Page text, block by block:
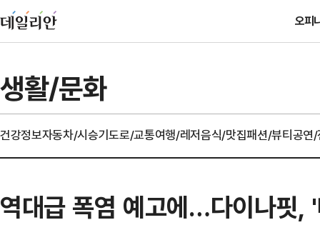
오피
생활/문화
건강정보자동차/시승기도로/교통여행/레저음식/맛집패션/뷰티공연
역대급 폭염 예고에…다이나핏,